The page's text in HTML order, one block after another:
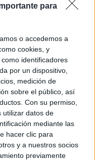
para
o accedemos a
cookies, y
identificadores
por un dispositivo,
medición de
sobre el público, así
Con su permiso,
utilizar datos de
mediante las
hacer clic para
y a nuestros socios
previamente